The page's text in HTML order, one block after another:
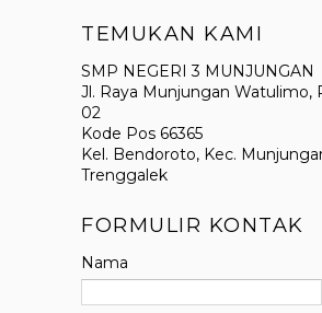
TEMUKAN KAMI
SMP NEGERI 3 MUNJUNGAN
Jl. Raya Munjungan Watulimo,
02
Kode Pos 66365
Kel. Bendoroto, Kec.
Trenggalek
FORMULIR KONTAK
Nama